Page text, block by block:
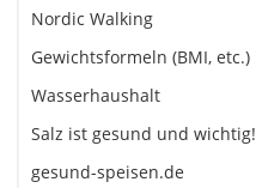
Nordic Walking
Gewichtsformeln (BMI, etc.)
Wasserhaushalt
Salz ist gesund und wichtig!
gesund-speisen.de